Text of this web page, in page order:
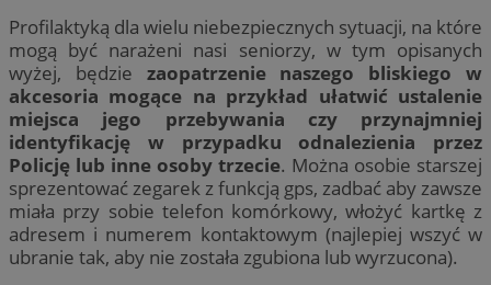
Profilaktyką dla wielu niebezpiecznych sytuacji, na które
mogą być narażeni nasi seniorzy, w tym opisanych
wyżej, będzie zaopatrzenie naszego bliskiego w
akcesoria mogące na przykład ułatwić ustalenie
miejsca jego przebywania czy przynajmniej
identyfikację w przypadku odnalezienia przez
Policję lub inne osoby trzecie. Można osobie starszej
sprezentować zegarek z funkcją gps, zadbać aby zawsze
miała przy sobie telefon komórkowy, włożyć kartkę z
adresem i numerem kontaktowym (najlepiej wszyć w
ubranie tak, aby nie została zgubiona lub wyrzucona).